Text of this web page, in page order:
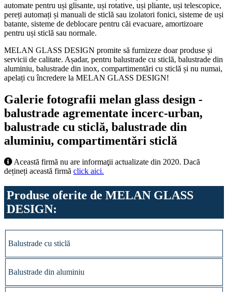
automate pentru uși glisante, uși rotative, uși pliante, uși telescopice,
pereți automați și manuali de sticlă sau izolatori fonici, sisteme de uși
batante, sisteme de deblocare pentru căi evacuare, amortizoare
pentru uși sticlă sau normale.
MELAN GLASS DESIGN promite să furnizeze doar produse și
servicii de calitate. Așadar, pentru balustrade cu sticlă, balustrade din
aluminiu, balustrade din inox, compartimentări cu sticlă și nu numai,
apelați cu încredere la MELAN GLASS DESIGN!
Galerie fotografii melan glass design -
balustrade agrementate incerc-urban,
balustrade cu sticlă, balustrade din
aluminiu, compartimentări sticlă
Această firmă nu are informaţii actualizate din 2020. Dacă
dețineți această firmă click aici.
Produse oferite de MELAN GLASS
DESIGN:
Balustrade cu sticlă
Balustrade din aluminiu